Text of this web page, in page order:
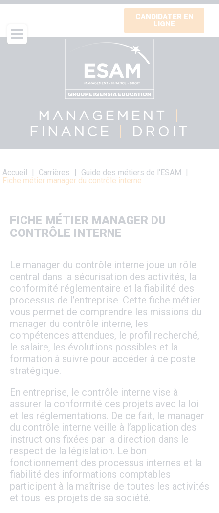
Aller
contenu
principal
CANDIDATER EN
LIGNE
MANAGEMENT
FINANCE
DROIT
Fil
d'Ariane
Accueil Carrières
Guide des métiers de l'ESAM
Fiche métier manager du contrôle interne
FICHE MÉTIER MANAGER DU
CONTRÔLE INTERNE
Le manager du contrôle interne joue un rôle
central dans la sécurisation des activités, la
conformité réglementaire et la fiabilité des
processus de l’entreprise. Cette fiche métier
vous permet de comprendre les missions du
manager du contrôle interne, les
compétences attendues, le profil recherché,
le salaire, les évolutions possibles et la
formation à suivre pour accéder à ce poste
stratégique.
En entreprise, le contrôle interne vise à
assurer la conformité des projets avec la loi
et les réglementations. De ce fait, le manager
du contrôle interne veille à l’application des
instructions fixées par la direction dans le
respect de la législation. Le bon
fonctionnement des processus internes et la
fiabilité des informations comptables
participent à la maîtrise de toutes les activités
et tous les projets de sa société.